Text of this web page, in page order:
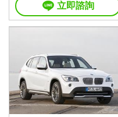
立即諮詢